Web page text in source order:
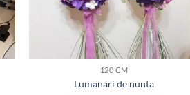
120 CM
Lumanari de nunta